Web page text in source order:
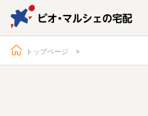
トップページ